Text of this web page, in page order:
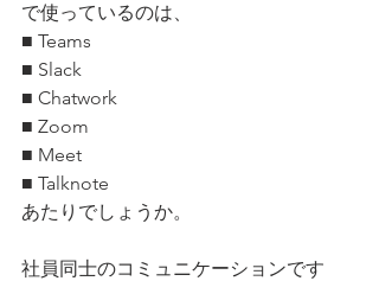
で使っているのは、
■ Teams
■ Slack
■ Chatwork
■ Zoom
■ Meet
■ Talknote
あたりでしょうか。
社員同士のコミュニケーションです